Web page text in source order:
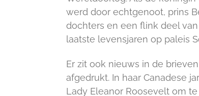
werd door echtgenoot, prins
dochters en een flink deel
laatste levensjaren op paleis
Er zit ook nieuws in de
afgedrukt. In haar Canadese
Lady Eleanor Roosevelt om